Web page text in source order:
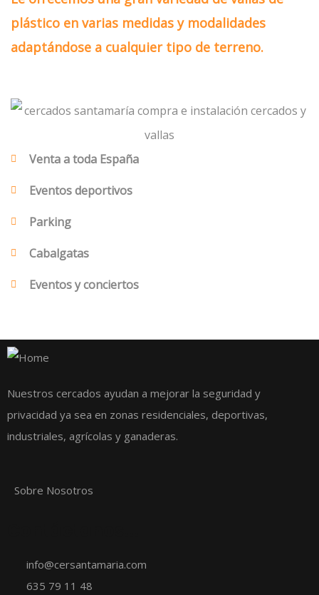
plástico en varias medidas y modalidades
adaptándose a cualquier tipo de terreno.
Venta a toda España
Eventos deportivos
Parking
Cabalgatas
Eventos y conciertos
Nuestros cercados ayudan a mejorar la seguridad y
privacidad ya sea en zonas residenciales, deportivas,
industriales, agrícolas y ganaderas.
Sobre Nosotros
info@cersantamaria.com
635 79 11 48